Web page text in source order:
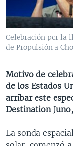
VENEZUELA
BRASIL
NICARAGUA
ECONOMÍA
TECNOLOGÍA
CIENCIA Y SALUD
MULTIMEDIA
VIDEOS
FOTOGRAFÍA
PROGRAMAS TV
EL MUNDO AL DÍA
VISIÓN 360
LAS CLAVES
PANORAMA
RADIO
AUDIONOTICIAS
BUENOS DÍAS
ESTADOS
EL MUNDO AL
DOCUMENTALES DE
Learning English
SÍGANOS
Celebración por la
de Propulsión a
Motivo de
de los Estados
arribar este
Destination
La sonda